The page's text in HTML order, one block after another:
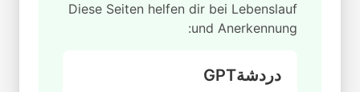
Diese Seiten helfen dir bei Lebenslauf
und Anerkennung:
دردشةGPT